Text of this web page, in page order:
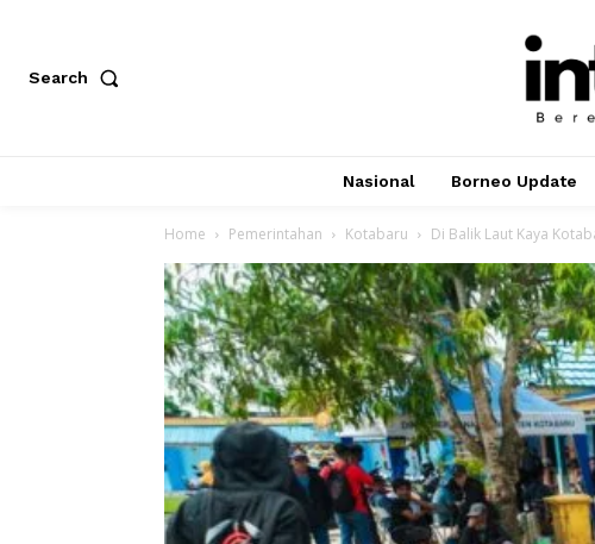
Search
Nasional Borneo Update
Home Pemerintahan Kotabaru Di Balik Laut Kaya